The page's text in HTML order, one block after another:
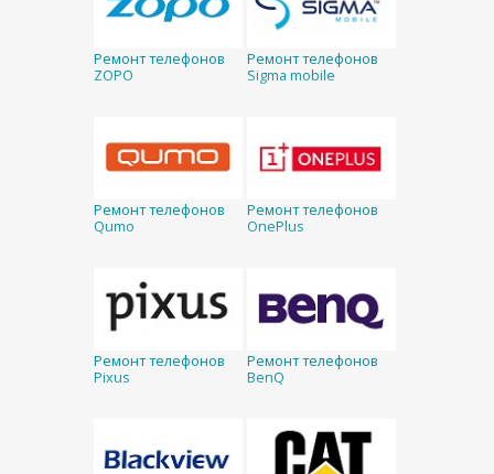
Ремонт телефонов
ZOPO
Ремонт телефонов
Sigma mobile
Ремонт телефонов
Qumo
Ремонт телефонов
OnePlus
Ремонт телефонов
Pixus
Ремонт телефонов
BenQ